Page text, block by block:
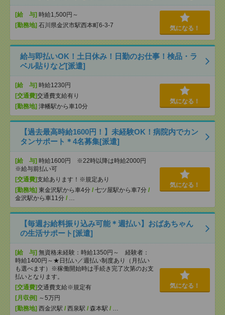
[給 与] 時給1,500円～
[勤務地] 石川県金沢市駅西本町6-3-7 気になる！
給与即払いOK！土日休み！日勤のお仕事！検品・ラ
ベル貼りなど[派遣]
[給 与] 時給1230円
[交通費]交通費支給有り
[勤務地] 津幡駅から車10分
気になる！
【過去最高時給1600円！】未経験OK！病院内でカン
タンサポート＊4名募集[派遣]
[給 与] 時給1600円 ※22時以降は時給2000円
※給与前払い可
[交通費]支給あります！※規定あり
[勤務地] 東金沢駅から車4分 / 七ツ屋駅から車7分 /
金沢駅から車11分 /
気になる！
【毎週お給料振り込み可能＊週払い】おばあちゃん
の生活サポート[派遣]
[給 与] 無資格未経験：時給1350円～ 経験者：
時給1400円～★日払い／週払い制度あり（月払い
も選べます）※稼働開始時は手続き完了次第のお支
払いとなります。
[交通費]交通費支給※規定有
[月収例] ～5万円
[勤務地] 西金沢駅 / 西泉駅 / 森本駅 /
気になる！